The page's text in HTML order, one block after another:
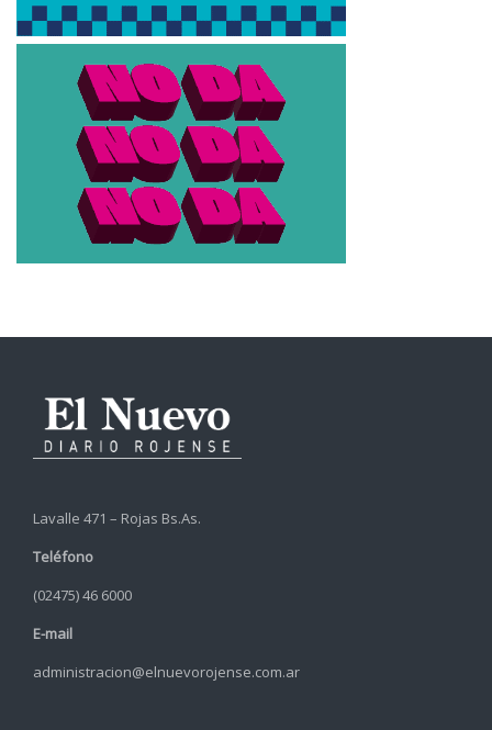
Lavalle 471 – Rojas Bs.As.
Teléfono
(02475) 46 6000
E-mail
administracion@elnuevorojense.com.ar